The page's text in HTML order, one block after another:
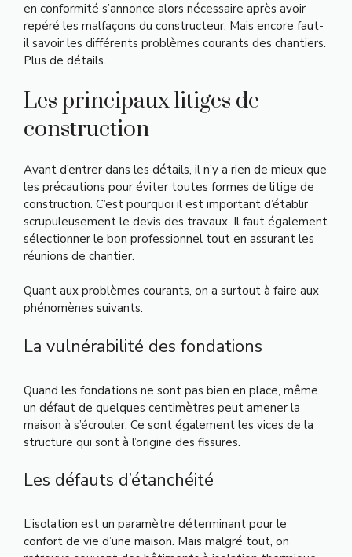
en conformité s’annonce alors nécessaire après avoir
repéré les malfaçons du constructeur. Mais encore faut-
il savoir les différents problèmes courants des chantiers.
Plus de détails.
Les principaux litiges de
construction
Avant d’entrer dans les détails, il n’y a rien de mieux que
les précautions pour éviter toutes formes de litige de
construction. C’est pourquoi il est important d’établir
scrupuleusement le devis des travaux. Il faut également
sélectionner le bon professionnel tout en assurant les
réunions de chantier.
Quant aux problèmes courants, on a surtout à faire aux
phénomènes suivants.
La vulnérabilité des fondations
Quand les fondations ne sont pas bien en place, même
un défaut de quelques centimètres peut amener la
maison à s’écrouler. Ce sont également les vices de la
structure qui sont à l’origine des fissures.
Les défauts d’étanchéité
L’isolation est un paramètre déterminant pour le
confort de vie d’une maison. Mais malgré tout, on